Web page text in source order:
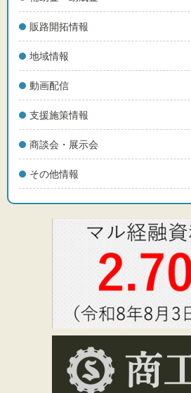
販路開拓情報
地域情報
動画配信
支援施策情報
商談会・展示会
その他情報